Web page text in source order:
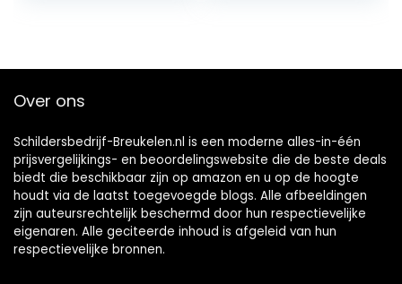
Over ons
Schildersbedrijf-Breukelen.nl is een moderne alles-in-één
prijsvergelijkings- en beoordelingswebsite die de beste deals
biedt die beschikbaar zijn op amazon en u op de hoogte
houdt via de laatst toegevoegde blogs. Alle afbeeldingen
zijn auteursrechtelijk beschermd door hun respectievelijke
eigenaren. Alle geciteerde inhoud is afgeleid van hun
respectievelijke bronnen.